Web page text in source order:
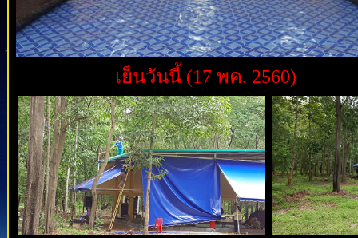
เย็นวันนี้ (17 พค. 2560)